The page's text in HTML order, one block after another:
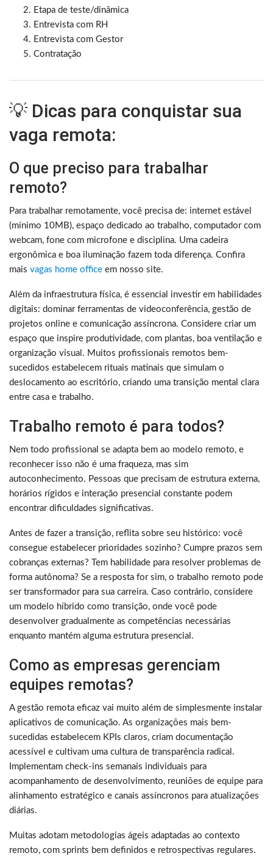
Etapa de teste/dinâmica
Entrevista com RH
Entrevista com Gestor
Contratação
💡 Dicas para conquistar sua
vaga remota:
O que preciso para trabalhar
remoto?
Para trabalhar remotamente, você precisa de: internet estável
(mínimo 10MB), espaço dedicado ao trabalho, computador com
webcam, fone com microfone e disciplina. Uma cadeira
ergonômica e boa iluminação fazem toda diferença. Confira
mais vagas home office em nosso site.
Além da infraestrutura física, é essencial investir em habilidades
digitais: dominar ferramentas de videoconferência, gestão de
projetos online e comunicação assíncrona. Considere criar um
espaço que inspire produtividade, com plantas, boa ventilação e
organização visual. Muitos profissionais remotos bem-
sucedidos estabelecem rituais matinais que simulam o
deslocamento ao escritório, criando uma transição mental clara
entre casa e trabalho.
Trabalho remoto é para todos?
Nem todo profissional se adapta bem ao modelo remoto, e
reconhecer isso não é uma fraqueza, mas sim
autoconhecimento. Pessoas que precisam de estrutura externa,
horários rígidos e interação presencial constante podem
encontrar dificuldades significativas.
Antes de fazer a transição, reflita sobre seu histórico: você
consegue estabelecer prioridades sozinho? Cumpre prazos sem
cobranças externas? Tem habilidade para resolver problemas de
forma autônoma? Se a resposta for sim, o trabalho remoto pode
ser transformador para sua carreira. Caso contrário, considere
um modelo híbrido como transição, onde você pode
desenvolver gradualmente as competências necessárias
enquanto mantém alguma estrutura presencial.
Como as empresas gerenciam
equipes remotas?
A gestão remota eficaz vai muito além de simplesmente instalar
aplicativos de comunicação. As organizações mais bem-
sucedidas estabelecem KPIs claros, criam documentação
acessível e cultivam uma cultura de transparência radical.
Implementam check-ins semanais individuais para
acompanhamento de desenvolvimento, reuniões de equipe para
alinhamento estratégico e canais assíncronos para atualizações
diárias.
Muitas adotam metodologias ágeis adaptadas ao contexto
remoto, com sprints bem definidos e retrospectivas regulares.